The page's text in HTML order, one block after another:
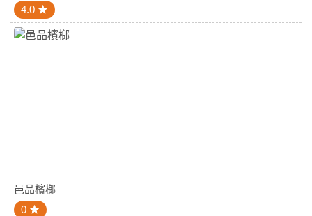
4.0
邑品檳榔
0